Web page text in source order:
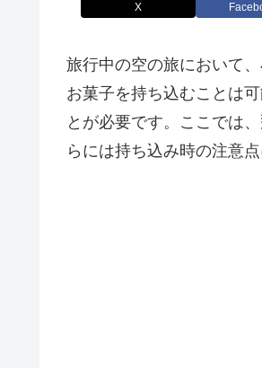
X
旅行中の空の旅において
お菓子を持ち込むことは
とが必要です。ここでは
らには持ち込み時の注意